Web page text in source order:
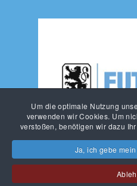
Um die optimale Nutzung
verwenden wir Cookies. Um
verstoßen, benötigen wir dazu
Ja, ich gebe